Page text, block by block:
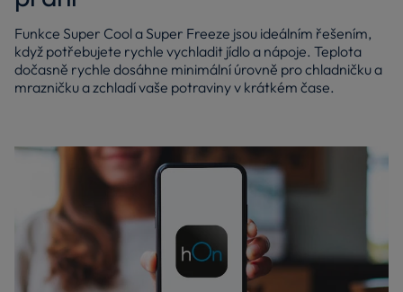
Funkce Super Cool a Super Freeze jsou ideálním řešením,
když potřebujete rychle vychladit jídlo a nápoje. Teplota
dočasně rychle dosáhne minimální úrovně pro chladničku a
mrazničku a zchladí vaše potraviny v krátkém čase.